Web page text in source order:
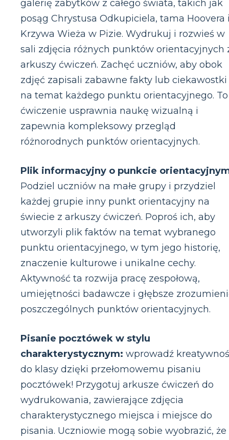
galerię zabytków z całego świata, takich jak
posąg Chrystusa Odkupiciela, tama Hoovera
Krzywa Wieża w Pizie. Wydrukuj i rozwieś w
sali zdjęcia różnych punktów orientacyjnych
arkuszy ćwiczeń. Zachęć uczniów, aby obok
zdjęć zapisali zabawne fakty lub ciekawostki
na temat każdego punktu orientacyjnego. To
ćwiczenie usprawnia naukę wizualną i
zapewnia kompleksowy przegląd
różnorodnych punktów orientacyjnych.
Plik informacyjny o punkcie
Podziel uczniów na małe grupy i przydziel
każdej grupie inny punkt orientacyjny na
świecie z arkuszy ćwiczeń. Poproś ich, aby
utworzyli plik faktów na temat wybranego
punktu orientacyjnego, w tym jego historię,
znaczenie kulturowe i unikalne cechy.
Aktywność ta rozwija pracę zespołową,
umiejętności badawcze i głębsze
poszczególnych punktów orientacyjnych.
Pisanie pocztówek w stylu
charakterystycznym: wprowadź
do klasy dzięki przełomowemu pisaniu
pocztówek! Przygotuj arkusze ćwiczeń do
wydrukowania, zawierające zdjęcia
charakterystycznego miejsca i miejsce do
pisania. Uczniowie mogą sobie wyobrazić, że